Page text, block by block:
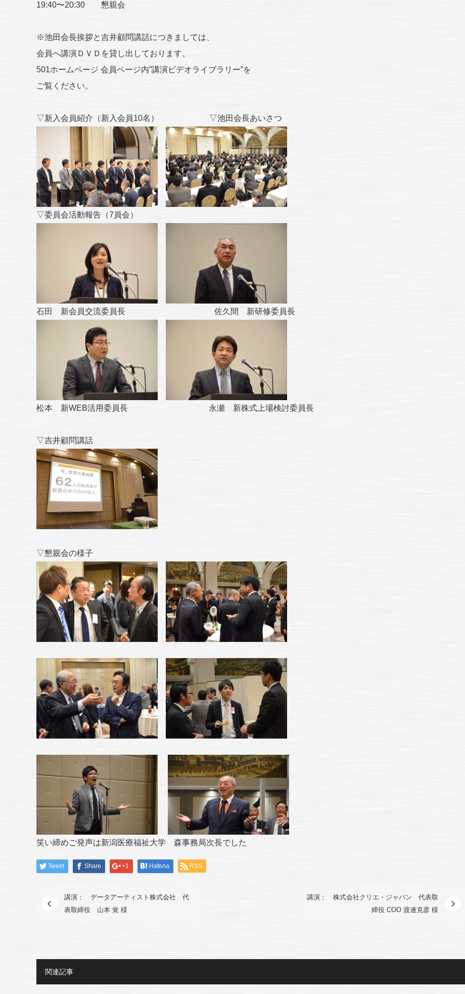
19:40〜20:30 懇親会
※池田会長挨拶と吉井顧問講話につきましては、
会員へ講演ＤＶＤを貸し出しております。
501ホームページ 会員ページ内”講演ビデオライブラリー”を
ご覧ください。
▽新入会員紹介（新入会員10名） ▽池田会長あいさつ
▽委員会活動報告（7員会）
石田 新会員交流委員長 佐久間 新研修委員長
松本 新WEB活用委員長 永瀬 新株式上場検討委員長
▽吉井顧問講話
▽懇親会の様子
笑い締めご発声は新潟医療福祉大学 森事務局次長でした
Tweet Share +1 Hatena RSS
講演： データアーティスト株式会社 代
表取締役 山本 覚 様
講演： 株式会社クリエ・ジャパン 代表取
締役 COO 渡邊克彦 様
関連記事